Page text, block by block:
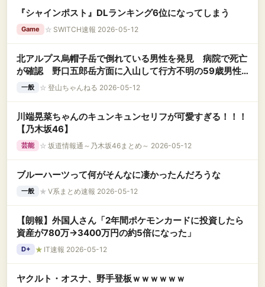
『シャインポスト』DLランキング6位になってしまう
Game ☆ SWITCH速報 2026-05-12
北アルプス烏帽子岳で倒れている男性を発見 病院で死亡
が確認 野口五郎岳方面に入山して行方不明の59歳男性
か 捜索中のヘリが発見
一般 ☆ 登山ちゃんねる 2026-05-12
川端晃菜ちゃんのキュンキュンセリフが可愛すぎる！！！
【乃木坂46】
芸能 ☆ 坂道情報通～乃木坂46まとめ～ 2026-05-12
ブルーハーツって何がそんなに凄かったんだろうな
一般 ★ V系まとめ速報 2026-05-12
【朗報】外国人さん「2年間ポケモンカードに投資したら
資産が780万→3400万円の約5倍になった」
D+ ★ IT速報 2026-05-12
ヤクルト・オスナ、野手登板ｗｗｗｗｗｗ